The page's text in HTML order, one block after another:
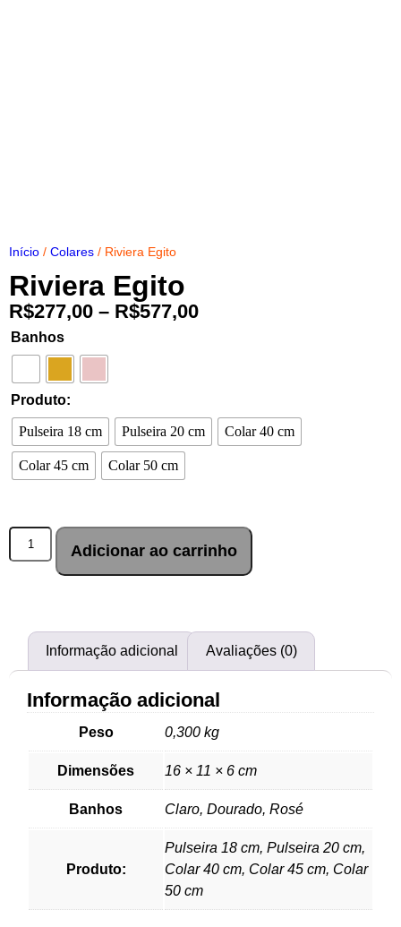
Início / Colares / Riviera Egito
Riviera Egito
R$277,00 – R$577,00
Banhos
Produto:
Pulseira 18 cm Pulseira 20 cm Colar 40 cm
Colar 45 cm Colar 50 cm
Adicionar ao carrinho
Informação adicional Avaliações (0)
Informação adicional
Peso 0,300 kg
Dimensões 16 × 11 × 6 cm
Banhos Claro, Dourado, Rosé
Produto:
Pulseira 18 cm, Pulseira 20 cm,
Colar 40 cm, Colar 45 cm, Colar
50 cm